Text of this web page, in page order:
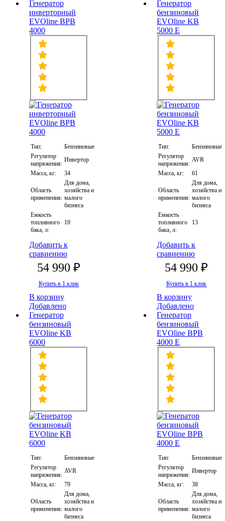
Генератор
инверторный
EVOline BPB
4000
Тип:
Бензиновые
Регулятор
напряжения:
Инвертор
Масса, кг:
34
Область
применения:
Для дома,
хозяйства и
малого
бизнеса
Емкость
топливного
бака, л:
10
Добавить к
сравнению
54 990 ₽
Купить в 1 клик
В корзину
Добавлено
Генератор
бензиновый
EVOline KB
5000 E
Тип:
Бензиновые
Регулятор
напряжения:
AVR
Масса, кг:
61
Область
применения:
Для дома,
хозяйства и
малого
бизнеса
Емкость
топливного
бака, л:
13
Добавить к
сравнению
54 990 ₽
Купить в 1 клик
В корзину
Добавлено
Генератор
бензиновый
EVOline KB
6000
Тип:
Бензиновые
Регулятор
напряжения:
AVR
Масса, кг:
79
Область
применения:
Для дома,
хозяйства и
малого
бизнеса
Генератор
бензиновый
EVOline BPB
4000 E
Тип:
Бензиновые
Регулятор
напряжения:
Инвертор
Масса, кг:
38
Область
применения:
Для дома,
хозяйства и
малого
бизнеса